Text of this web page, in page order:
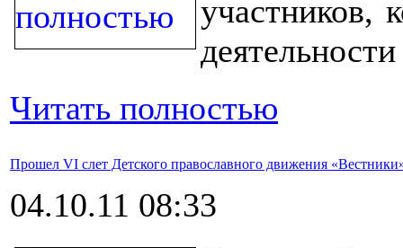
участников,
Читать полностью
Прошел VI слет Детского православного движения
04.10.11 08:33